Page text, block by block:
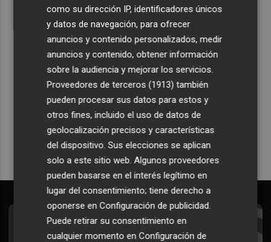
Recibe toda la actualidad de
Plaza Podcast en tu correo
Quiero suscribirme
Suscríbete al Boletín
como su dirección IP, identificadores únicos
y datos de navegación, para ofrecer
anuncios y contenido personalizados, medir
anuncios y contenido, obtener información
sobre la audiencia y mejorar los servicios.
Proveedores de terceros (1913) también
pueden procesar sus datos para estos y
otros fines, incluido el uso de datos de
geolocalización precisos y características
del dispositivo. Sus elecciones se aplican
solo a este sitio web. Algunos proveedores
pueden basarse en el interés legítimo en
lugar del consentimiento; tiene derecho a
oponerse enConfiguración de publicidad.
Puede retirar su consentimiento en
cualquier momento enConfiguración de